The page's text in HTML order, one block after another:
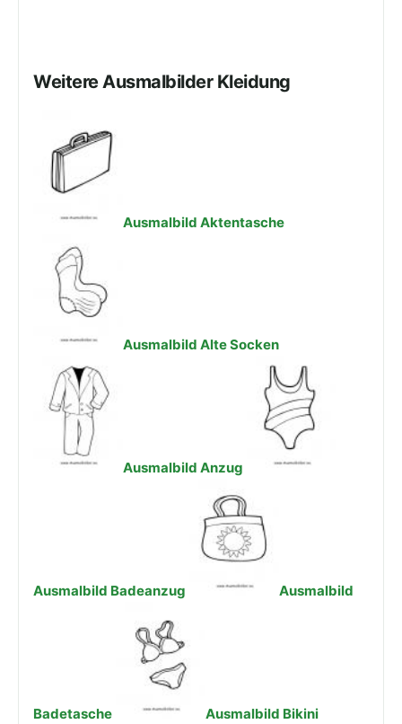
Weitere Ausmalbilder Kleidung
Ausmalbild Aktentasche
Ausmalbild Alte Socken
Ausmalbild Anzug
Ausmalbild Badeanzug Ausmalbild
Badetasche Ausmalbild Bikini